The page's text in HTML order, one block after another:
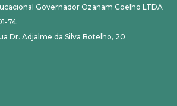
Governador Ozanam Coelho LTDA
74
Dr. Adjalme da Silva Botelho, 20